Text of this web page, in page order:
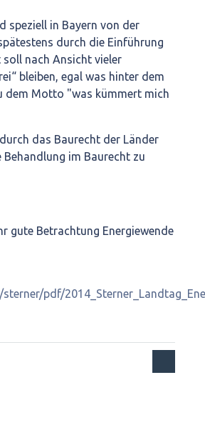
speziell in Bayern von der
durch die Einführung
nach Ansicht vieler
bleiben, egal was hinter dem
dem Motto "was kümmert mich
das Baurecht der Länder
im Baurecht zu
gute Betrachtung Energiewende
pdf/